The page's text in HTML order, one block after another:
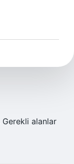
Gerekli alanlar